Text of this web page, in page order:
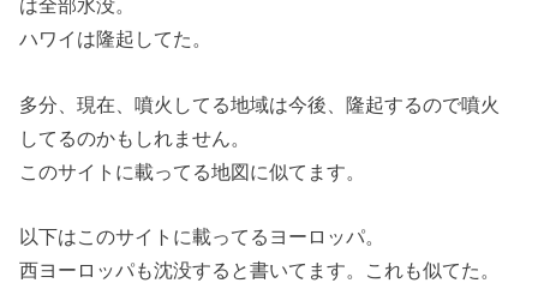
は全部水没。
ハワイは隆起してた。
多分、現在、噴火してる地域は今後、隆起するので噴火
してるのかもしれません。
このサイトに載ってる地図に似てます。
以下はこのサイトに載ってるヨーロッパ。
西ヨーロッパも沈没すると書いてます。これも似てた。